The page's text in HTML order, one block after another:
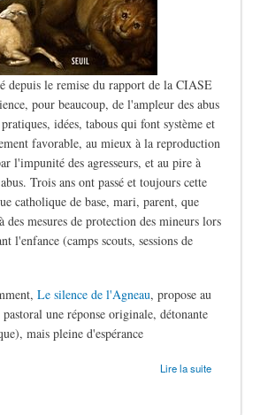
depuis le remise du rapport de la CIASE
pour beaucoup, de l'ampleur des abus
idées, tabous qui font système et
favorable, au mieux à la reproduction
l'impunité des agresseurs, et au pire à
Trois ans ont passé et toujours cette
catholique de base, mari, parent, que
des mesures de protection des mineurs lors
l'enfance (camps scouts, sessions de
Le silence de l'Agneau, propose au
une réponse originale, détonante
mais pleine d'espérance
Lire la suite